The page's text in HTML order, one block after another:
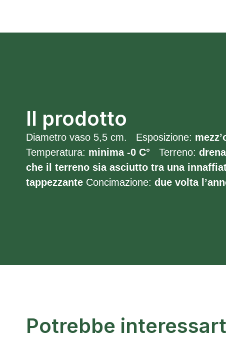
Il prodotto
Diametro vaso 5,5 cm. Esposizione:
Temperatura: minima -0 C° Terreno:
che il terreno sia asciutto tra una
tappezzante Concimazione: due volta
Potrebbe